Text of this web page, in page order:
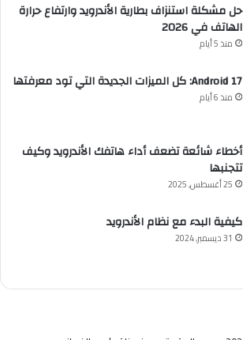
حل مشكلة استنزاف بطارية الأندرويد وارتفاع حرارة
الهاتف في 2026
منذ 5 أيام
Android 17: كل الميزات الجديدة التي تود معرفتها
منذ 6 أيام
أخطاء شائعة تضعف أداء هاتفك الأندرويد وكيف
تتجنبها
25 أغسطس, 2025
كيفية البدء مع نظام الأندرويد
31 ديسمبر, 2024